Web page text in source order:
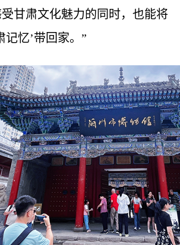
甘肃文化魅力的同时，也能将
记忆’带回家。”